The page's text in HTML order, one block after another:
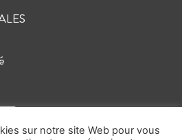
sur notre site Web pour vous